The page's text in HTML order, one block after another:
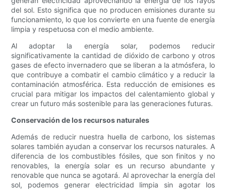
del sol. Esto significa que no producen emisiones durante su
funcionamiento, lo que los convierte en una fuente de energía
limpia y respetuosa con el medio ambiente.
Al adoptar la energía solar, podemos reducir
significativamente la cantidad de dióxido de carbono y otros
gases de efecto invernadero que se liberan a la atmósfera, lo
que contribuye a combatir el cambio climático y a reducir la
contaminación atmosférica. Esta reducción de emisiones es
crucial para mitigar los impactos del calentamiento global y
crear un futuro más sostenible para las generaciones futuras.
Conservación de los recursos naturales
Además de reducir nuestra huella de carbono, los sistemas
solares también ayudan a conservar los recursos naturales. A
diferencia de los combustibles fósiles, que son finitos y no
renovables, la energía solar es un recurso abundante y
renovable que nunca se agotará. Al aprovechar la energía del
sol, podemos generar electricidad limpia sin agotar los